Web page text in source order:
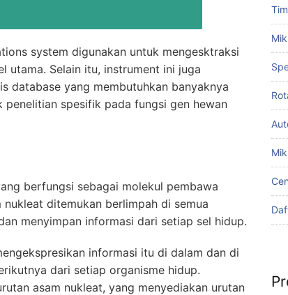
system digunakan untuk mengesktraksi
utama. Selain itu, instrument ini juga
database yang membutuhkan banyaknya
spesifik pada fungsi gen hewan
berfungsi sebagai molekul pembawa
ditemukan berlimpah di semua
menyimpan informasi dari setiap sel hidup.
informasi itu di dalam dan di
dari setiap organisme hidup.
asam nukleat, yang menyediakan urutan